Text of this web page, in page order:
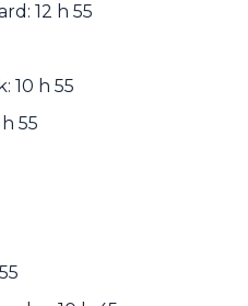
12 h 55
10 h 55
55